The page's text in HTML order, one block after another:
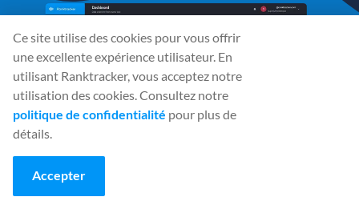
Ce site utilise des cookies pour vous offrir
une excellente expérience utilisateur. En
utilisant Ranktracker, vous acceptez notre
utilisation des cookies. Consultez notre
politique de confidentialité pour plus de
détails.
Accepter